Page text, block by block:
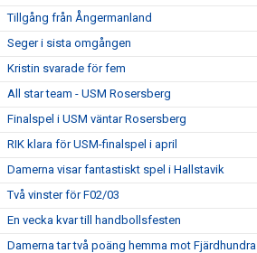
Tillgång från Ångermanland
Seger i sista omgången
Kristin svarade för fem
All star team - USM Rosersberg
Finalspel i USM väntar Rosersberg
RIK klara för USM-finalspel i april
Damerna visar fantastiskt spel i Hallstavik
Två vinster för F02/03
En vecka kvar till handbollsfesten
Damerna tar två poäng hemma mot Fjärdhundra